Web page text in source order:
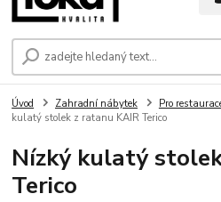
Úvod Zahradní nábytek Pro
kulatý stolek z ratanu KAIR Terico
Nízký kulatý
Terico